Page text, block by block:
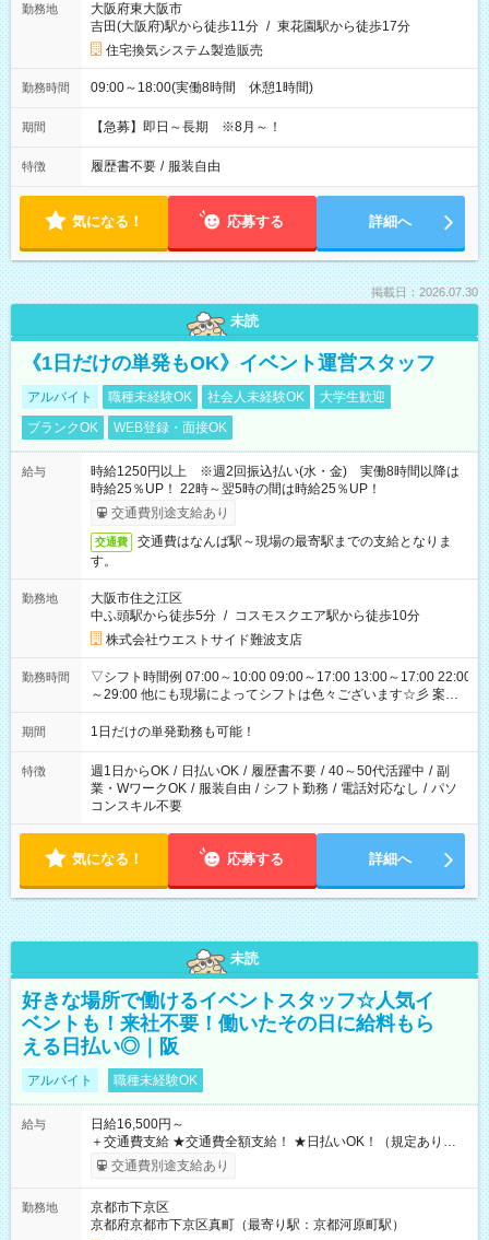
勤務地
大阪府東大阪市
吉田(大阪府)駅から徒歩11分 / 東花園駅から徒歩17分
住宅換気システム製造販売
勤務時間 09:00～18:00(実働8時間 休憩1時間)
期間 【急募】即日～長期 ※8月～！
特徴 履歴書不要 / 服装自由
気になる！ 応募する 詳細へ
掲載日：2026.07.30
未読
《1日だけの単発もOK》イベント運営スタッフ
アルバイト 職種未経験OK 社会人未経験OK
大学生歓迎
ブランクOK
WEB登録・面接OK
給与
時給1250円以上 ※週2回振込払い(水・金) 実働8時間以降は
時給25％UP！ 22時～翌5時の間は時給25％UP！
交通費別途支給あり
交通費
交通費はなんば駅～現場の最寄駅までの支給となりま
す。
勤務地
大阪市住之江区
中ふ頭駅から徒歩5分 / コスモスクエア駅から徒歩10分
株式会社ウエストサイド難波支店
勤務時間
▽シフト時間例 07:00～10:00 09:00～17:00 13:00～17:00 22:00
～29:00 他にも現場によってシフトは色々ございます☆彡 案件
次第では午前中で終わるお仕事も...！
期間 1日だけの単発勤務も可能！
特徴 週1日からOK / 日払いOK / 履歴書不要 / 40～50代活躍中 / 副
業・WワークOK / 服装自由 / シフト勤務 / 電話対応なし / パソ
コンスキル不要
気になる！ 応募する 詳細へ
未読
好きな場所で働けるイベントスタッフ☆人気イ
ベントも！来社不要！働いたその日に給料もら
える日払い◎｜阪
アルバイト 職種未経験OK
給与
日給16,500円～
＋交通費支給 ★交通費全額支給！ ★日払いOK！（規定あり） ┗
働いたその日に現金GET♪ お仕事後はコンビニATMから 日払
交通費別途支給あり
勤務地
京都市下京区
京都府京都市下京区真町（最寄り駅：京都河原町駅）